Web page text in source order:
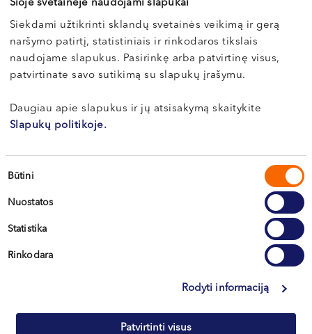
Šioje svetainėje naudojami slapukai
Siekdami užtikrinti sklandų svetainės veikimą ir gerą
naršymo patirtį, statistiniais ir rinkodaros tikslais
naudojame slapukus. Pasirinkę arba patvirtinę visus,
patvirtinate savo sutikimą su slapukų įrašymu.
Daugiau apie slapukus ir jų atsisakymą skaitykite
Slapukų politikoje.
Sutikimo
Būtini
Nuostatos
Statistika
Rinkodara
Rodyti informaciją
Patvirtinti visus
Darbo laikas:
I-V 08:00 - 20:00
VI, VII --
Vilnius
Kaunas
Klaipėda
Kretinga